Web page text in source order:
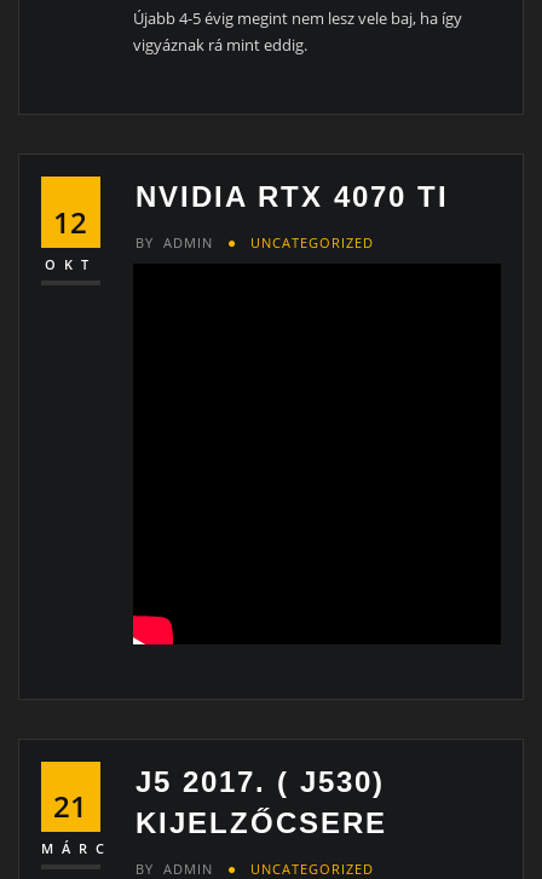
Újabb 4-5 évig megint nem lesz vele baj, ha így
vigyáznak rá mint eddig.
12
OKT
NVIDIA RTX 4070 TI
BY ADMIN UNCATEGORIZED
21
MÁRC
J5 2017. ( J530)
KIJELZŐCSERE
BY ADMIN UNCATEGORIZED